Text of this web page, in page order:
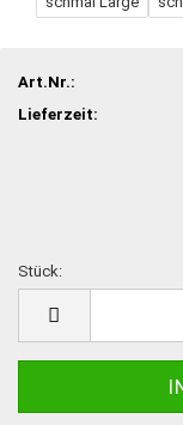
Art.Nr.:
Lieferzeit:
Stück: